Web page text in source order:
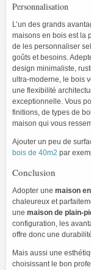
Personnalisation
L’un des grands
maisons en bois est la
de les personnaliser
goûts et besoins.
design minimaliste,
ultra-moderne, le bois
une flexibilité
exceptionnelle. Vous
finitions, de types de
maison qui vous
Ajouter un peu de
bois de 40m2 par
Conclusion
Adopter une maison
chaleureux et
une maison de plain-
configuration, les
offre donc une
Mais aussi une
choisissant le bon